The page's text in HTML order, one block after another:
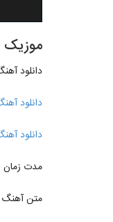
موزیک
دانلود
دانلود
دانلود
مدت زمان :
متن آهنگ